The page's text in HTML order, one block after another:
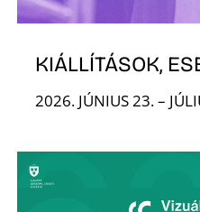
KIÁLLÍTÁSOK,
2026. JÚNIUS 23. –